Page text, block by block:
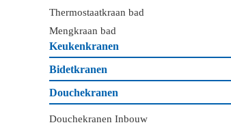
Thermostaatkraan bad
Mengkraan bad
Keukenkranen
Bidetkranen
Douchekranen
Douchekranen Inbouw